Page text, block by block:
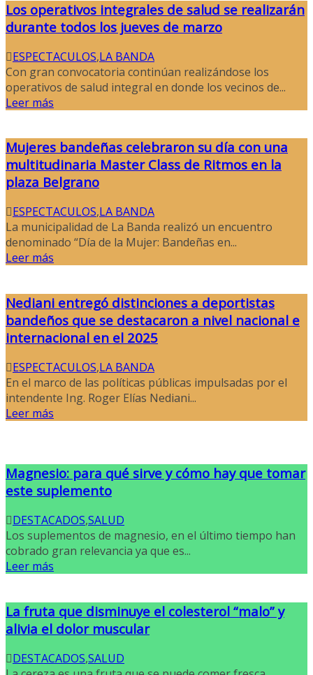
Los operativos integrales de salud se realizarán
durante todos los jueves de marzo
ESPECTACULOS,LA BANDA
Con gran convocatoria continúan realizándose los
operativos de salud integral en donde los vecinos de...
Leer más
Mujeres bandeñas celebraron su día con una
multitudinaria Master Class de Ritmos en la
plaza Belgrano
ESPECTACULOS,LA BANDA
La municipalidad de La Banda realizó un encuentro
denominado “Día de la Mujer: Bandeñas en...
Leer más
Nediani entregó distinciones a deportistas
bandeños que se destacaron a nivel nacional e
internacional en el 2025
ESPECTACULOS,LA BANDA
En el marco de las políticas públicas impulsadas por el
intendente Ing. Roger Elías Nediani...
Leer más
Magnesio: para qué sirve y cómo hay que tomar
este suplemento
DESTACADOS,SALUD
Los suplementos de magnesio, en el último tiempo han
cobrado gran relevancia ya que es...
Leer más
La fruta que disminuye el colesterol “malo” y
alivia el dolor muscular
DESTACADOS,SALUD